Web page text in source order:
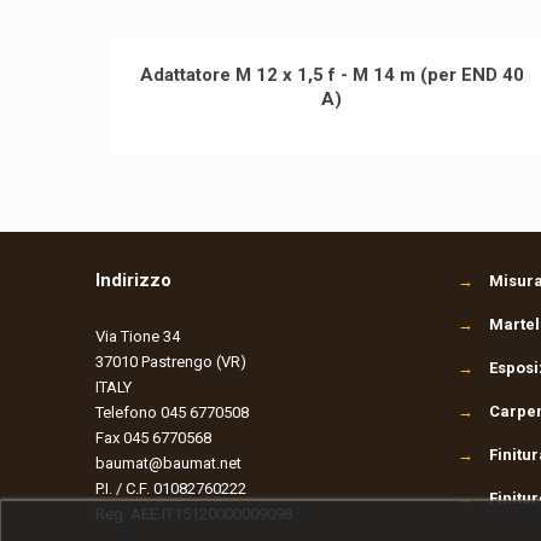
Adattatore M 12 x 1,5 f - M 14 m (per END 40
A)
Indirizzo
Via Tione 34
37010 Pastrengo (VR)
ITALY
Telefono 045 6770508
Fax 045 6770568
baumat@baumat.net
P.I. / C.F. 01082760222
Reg. AEE IT15120000009098
→
→
→
→
→
→